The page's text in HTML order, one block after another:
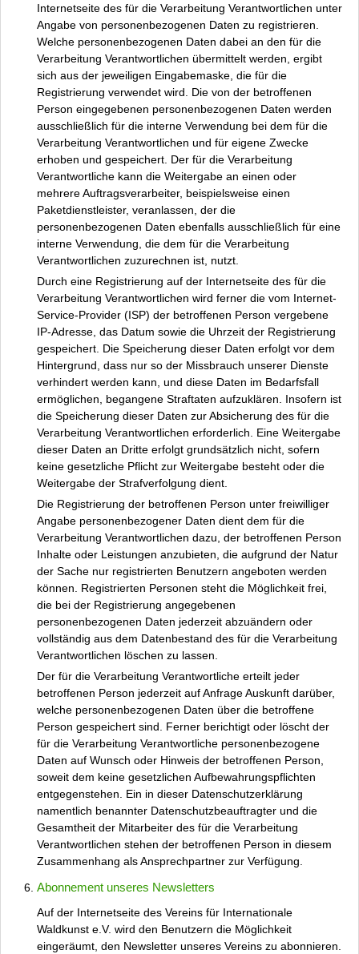
Internetseite des für die Verarbeitung Verantwortlichen unter
Angabe von personenbezogenen Daten zu registrieren.
Welche personenbezogenen Daten dabei an den für die
Verarbeitung Verantwortlichen übermittelt werden, ergibt
sich aus der jeweiligen Eingabemaske, die für die
Registrierung verwendet wird. Die von der betroffenen
Person eingegebenen personenbezogenen Daten werden
ausschließlich für die interne Verwendung bei dem für die
Verarbeitung Verantwortlichen und für eigene Zwecke
erhoben und gespeichert. Der für die Verarbeitung
Verantwortliche kann die Weitergabe an einen oder
mehrere Auftragsverarbeiter, beispielsweise einen
Paketdienstleister, veranlassen, der die
personenbezogenen Daten ebenfalls ausschließlich für eine
interne Verwendung, die dem für die Verarbeitung
Verantwortlichen zuzurechnen ist, nutzt.
Durch eine Registrierung auf der Internetseite des für die
Verarbeitung Verantwortlichen wird ferner die vom Internet-
Service-Provider (ISP) der betroffenen Person vergebene
IP-Adresse, das Datum sowie die Uhrzeit der Registrierung
gespeichert. Die Speicherung dieser Daten erfolgt vor dem
Hintergrund, dass nur so der Missbrauch unserer Dienste
verhindert werden kann, und diese Daten im Bedarfsfall
ermöglichen, begangene Straftaten aufzuklären. Insofern ist
die Speicherung dieser Daten zur Absicherung des für die
Verarbeitung Verantwortlichen erforderlich. Eine Weitergabe
dieser Daten an Dritte erfolgt grundsätzlich nicht, sofern
keine gesetzliche Pflicht zur Weitergabe besteht oder die
Weitergabe der Strafverfolgung dient.
Die Registrierung der betroffenen Person unter freiwilliger
Angabe personenbezogener Daten dient dem für die
Verarbeitung Verantwortlichen dazu, der betroffenen Person
Inhalte oder Leistungen anzubieten, die aufgrund der Natur
der Sache nur registrierten Benutzern angeboten werden
können. Registrierten Personen steht die Möglichkeit frei,
die bei der Registrierung angegebenen
personenbezogenen Daten jederzeit abzuändern oder
vollständig aus dem Datenbestand des für die Verarbeitung
Verantwortlichen löschen zu lassen.
Der für die Verarbeitung Verantwortliche erteilt jeder
betroffenen Person jederzeit auf Anfrage Auskunft darüber,
welche personenbezogenen Daten über die betroffene
Person gespeichert sind. Ferner berichtigt oder löscht der
für die Verarbeitung Verantwortliche personenbezogene
Daten auf Wunsch oder Hinweis der betroffenen Person,
soweit dem keine gesetzlichen Aufbewahrungspflichten
entgegenstehen. Ein in dieser Datenschutzerklärung
namentlich benannter Datenschutzbeauftragter und die
Gesamtheit der Mitarbeiter des für die Verarbeitung
Verantwortlichen stehen der betroffenen Person in diesem
Zusammenhang als Ansprechpartner zur Verfügung.
Abonnement unseres Newsletters
Auf der Internetseite des Vereins für Internationale
Waldkunst e.V. wird den Benutzern die Möglichkeit
eingeräumt, den Newsletter unseres Vereins zu abonnieren.